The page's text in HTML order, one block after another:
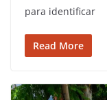
para identificar
Read More